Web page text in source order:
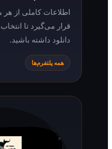
اطلاعات کاملی از هر محتوا در
قرار می‌گیرد تا انتخاب بهتری
دانلود داشته باشید.
همه پلتفرم‌ها